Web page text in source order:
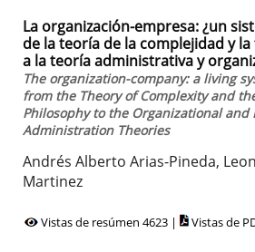
La organización-empresa: ¿un
de la teoría de la complejidad y
a la teoría administrativa y
The organization-company: a living
from the Theory of Complexity and
Philosophy to the Organizational and
Administration Theories
Andrés Alberto Arias-Pineda,
Martinez
Vistas de resúmen 4623 | Vistas de